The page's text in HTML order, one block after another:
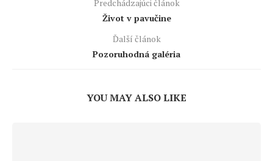
Predchádzajúci článok
Život v pavučine
Ďalší článok
Pozoruhodná galéria
YOU MAY ALSO LIKE